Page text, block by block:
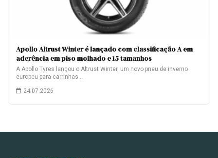
Apollo Altrust Winter é lançado com classificação A em
aderência em piso molhado e 15 tamanhos
A Apollo Tyres lançou o Altrust Winter, um novo pneu de inverno
europeu para carrinhas…
24.07.2026